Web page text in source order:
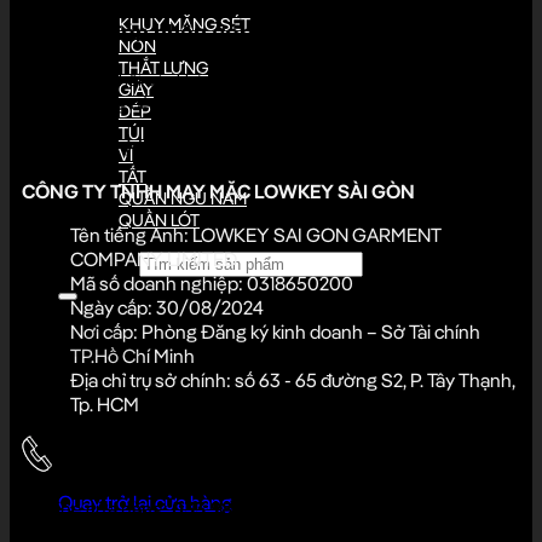
KHUY MĂNG SÉT
NÓN
THẮT LƯNG
GIÀY
DÉP
TÚI
VÍ
TẤT
QUẦN NGỦ NAM
QUẦN LÓT
Tìm kiếm:
Giỏ hàng
Quay trở lại cửa hàng
LADOS đón nhận góp ý của bạn
Những phản hồi của khách hàng chính là động lực để LADOS cải
thiện và mang đến trải nghiệm tốt hơn mỗi ngày.
Đóng góp ý kiến
CÔNG TY TNHH MAY MẶC LOWKEY SÀI GÒN
Tên tiếng Anh: LOWKEY SAI GON GARMENT
COMPANY LIMITED
Mã số doanh nghiệp: 0318650200
Ngày cấp: 30/08/2024
Nơi cấp: Phòng Đăng ký kinh doanh – Sở Tài chính
TP.Hồ Chí Minh
Địa chỉ trụ sở chính: số 63 - 65 đường S2, P. Tây Thạnh,
Tp. HCM
Hotline cửa hàng:033.980.6789